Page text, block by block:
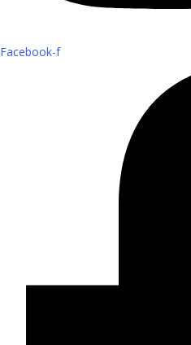
Facebook-f